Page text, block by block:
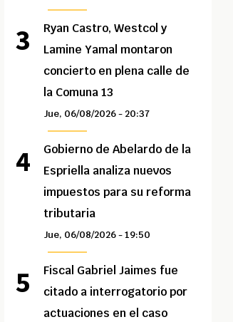
Ryan Castro, Westcol y
Lamine Yamal montaron
concierto en plena calle de
la Comuna 13
Jue, 06/08/2026 - 20:37
Gobierno de Abelardo de la
Espriella analiza nuevos
impuestos para su reforma
tributaria
Jue, 06/08/2026 - 19:50
Fiscal Gabriel Jaimes fue
citado a interrogatorio por
actuaciones en el caso